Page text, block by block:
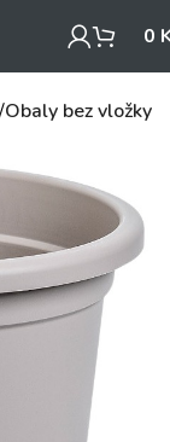
0
Obaly bez vložky